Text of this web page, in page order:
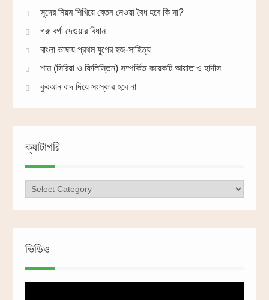
সুদের নিয়ম শিখিয়ে বেতন নেওয়া বৈধ হবে কি না?
গরু বর্গা দেওয়ার বিধান
বাংলা ভাষায় প্রথম যুগের হজ-সাহিত্য
শাম (সিরিয়া ও ফিলিস্তিন) সম্পর্কিত কয়েকটি আয়াত ও হাদীস
কুরআন বাদ দিয়ে সংস্কার হবে না
ক্যাটাগরি
ক্যাটাগরি
ভিডিও